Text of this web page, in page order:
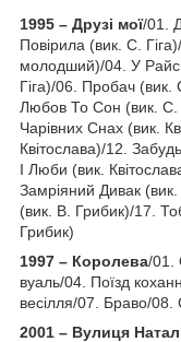
1995 – Друзі мої/01.
Повірила (вик. С.
молодший)/04. У
Гіга)/06. Пробач (вик.
Любов То Сон (вик. С.
Чарівних Снах (вик.
Квітослава)/12.
І Люби (вик.
Замріяний Дивак
(вик. В. Грибик)/17.
Грибик)
1997 – Королева/01.
вуаль/04. Поїзд
весілля/07. Браво/08.
2001 – Вулиця